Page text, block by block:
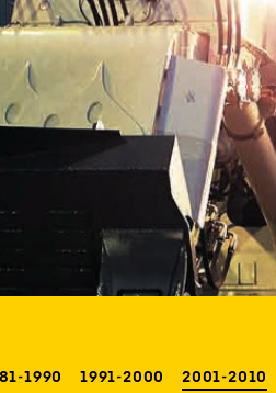
1990 1991-2000 2001-2010